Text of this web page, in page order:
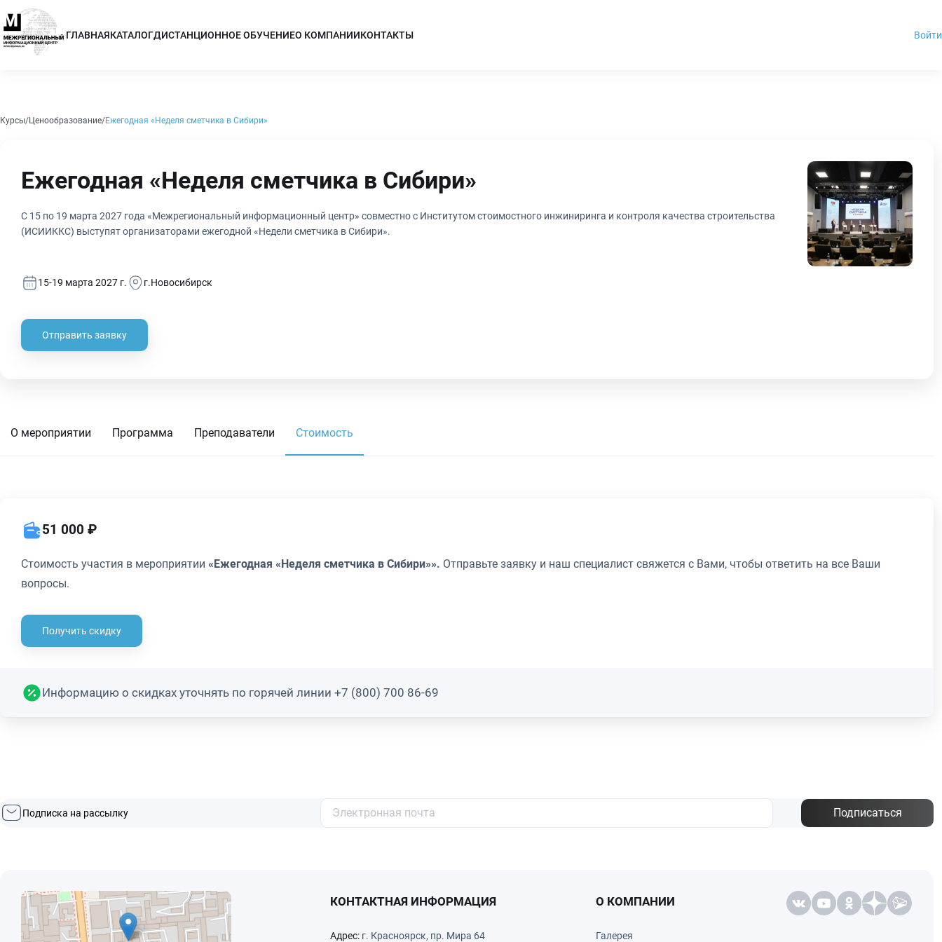
ГЛАВНАЯКАТАЛОГДИСТАНЦИОННОЕ ОБУЧЕНИЕО КОМПАНИИКОНТАКТЫ Войти
Курсы Ценообразование Ежегодная «Неделя сметчика в Сибири»
Ежегодная «Неделя сметчика в Сибири»
С 15 по 19 марта 2027 года «Межрегиональный информационный центр» совместно с Институтом стоимостного инжиниринга и контроля качества строительства
(ИСИИККС) выступят организаторами ежегодной «Недели сметчика в Сибири».
15-19 марта 2027 г. г.Новосибирск
Отправить заявку
О мероприятии Программа Преподаватели Стоимость
51 000 ₽
Стоимость участия в мероприятии «Ежегодная «Неделя сметчика в Сибири»». Отправьте заявку и наш специалист свяжется с Вами, чтобы ответить на все Ваши
вопросы.
Получить скидку
Информацию о скидках уточнять по горячей линии +7 (800) 700 86-69
Подписка на рассылку Подписаться
КОНТАКТНАЯ ИНФОРМАЦИЯ
Адрес: г. Красноярск, пр. Мира 64
О КОМПАНИИ
Галерея